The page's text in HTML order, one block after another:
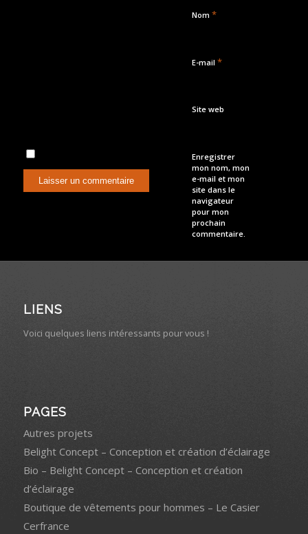
Nom *
E-mail *
Site web
Enregistrer
mon nom, mon
e-mail et mon
site dans le
navigateur
pour mon
prochain
commentaire.
LIENS
Voici quelques liens intéressants pour vous !
PAGES
Autres projets
Belight Concept – Conception et création d’éclairage
Bio – Belight Concept – Conception et création
d’éclairage
Boutique de vêtements pour hommes – Le Casier
Cerfrance